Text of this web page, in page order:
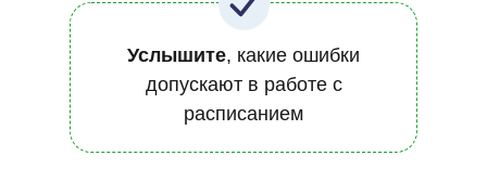
Услышите, какие ошибки
допускают в работе с
расписанием